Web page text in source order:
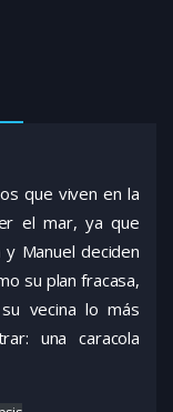
que viven en la
el mar, ya que
Manuel deciden
su plan fracasa,
vecina lo más
una caracola